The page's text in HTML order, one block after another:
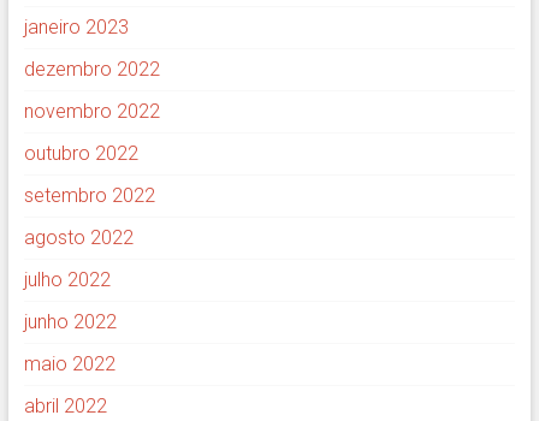
janeiro 2023
dezembro 2022
novembro 2022
outubro 2022
setembro 2022
agosto 2022
julho 2022
junho 2022
maio 2022
abril 2022